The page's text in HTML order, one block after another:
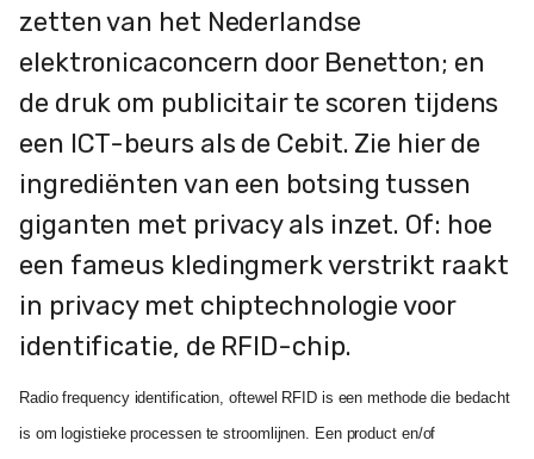
zetten van het Nederlandse
elektronicaconcern door Benetton; en
de druk om publicitair te scoren tijdens
een ICT-beurs als de Cebit. Zie hier de
ingrediënten van een botsing tussen
giganten met privacy als inzet. Of: hoe
een fameus kledingmerk verstrikt raakt
in privacy met chiptechnologie voor
identificatie, de RFID-chip.
Radio frequency identification, oftewel RFID is een methode die bedacht
is om logistieke processen te stroomlijnen. Een product en/of